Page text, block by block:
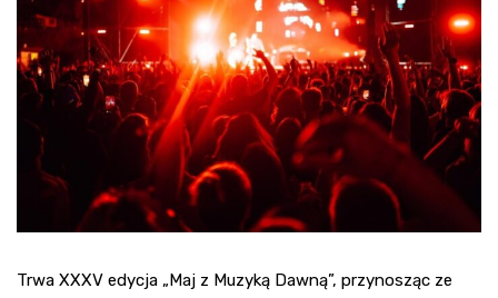
Trwa XXXV edycja „Maj z Muzyką Dawną”, przynosząc ze